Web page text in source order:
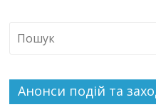
Анонси подій та